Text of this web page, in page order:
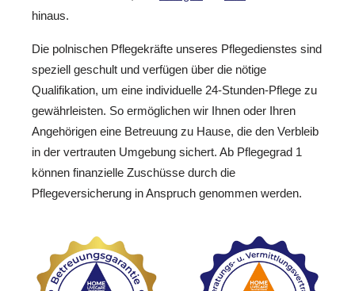
hinaus.
Die polnischen Pflegekräfte unseres Pflegedienstes sind
speziell geschult und verfügen über die nötige
Qualifikation, um eine individuelle 24-Stunden-Pflege zu
gewährleisten. So ermöglichen wir Ihnen oder Ihren
Angehörigen eine Betreuung zu Hause, die den Verbleib
in der vertrauten Umgebung sichert. Ab Pflegegrad 1
können finanzielle Zuschüsse durch die
Pflegeversicherung in Anspruch genommen werden.